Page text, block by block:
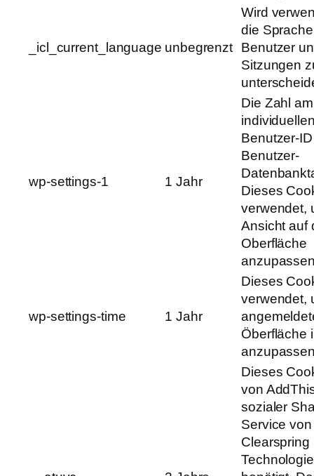
_icl_current_language unbegrenzt
Wird
die
Benutzer
Sitzungen
wp-settings-1 1 Jahr
Die Zahl
Benutzer-
Benutzer-
Dieses
verwendet,
Ansicht auf
Oberfläche
wp-settings-time 1 Jahr
Dieses
verwendet,
Öberfläche
Dieses
von
sozialer
Service von
Clearspring